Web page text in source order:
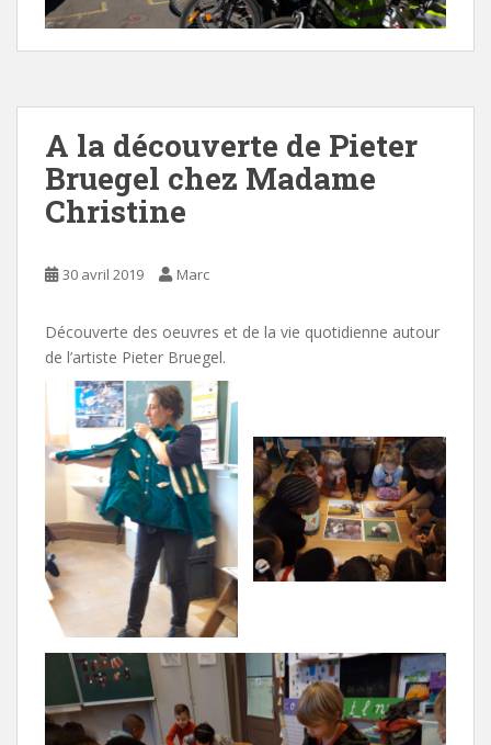
A la découverte de Pieter
Bruegel chez Madame
Christine
30 avril 2019 Marc
Découverte des oeuvres et de la vie quotidienne autour
de l’artiste Pieter Bruegel.